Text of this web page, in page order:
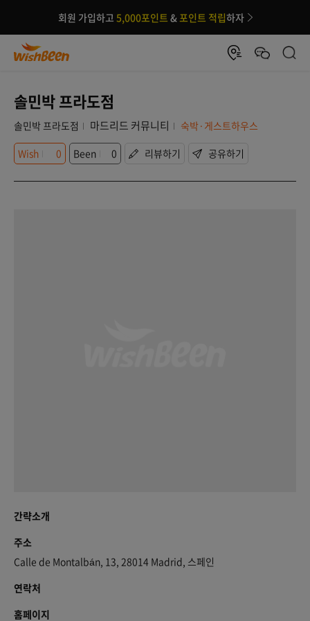
회원 가입하고 5,000포인트 &포인트 적립하자
솔민박 프라도점
솔민박 프라도점 마드리드 커뮤니티
숙박·게스트하우스
Wish
0 Been 0 리뷰하기 공유하기
간략소개
주소
Calle de Montalbán, 13, 28014 Madrid, 스페인
연락처
홈페이지